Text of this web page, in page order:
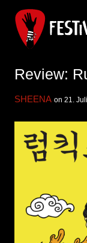
Review:
SHEENA on 21.